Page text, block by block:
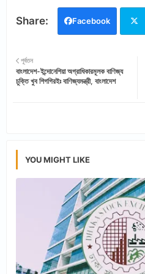
Facebook
পূর্বতন
বাংলাদেশ-ইন্দোনেশিয়া অগ্রাধিকারমূলক বাণিজ্য
চুক্তি খুব শিগগিরইঃ বাণিজ্যমন্ত্রী, বাংলাদেশ
YOU MIGHT LIKE